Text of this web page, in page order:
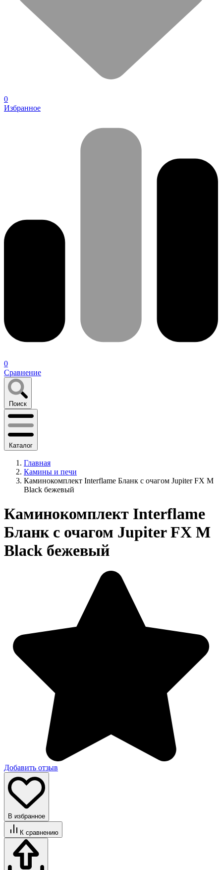
0
Избранное
0
Сравнение
Поиск
Каталог
Главная
Камины и печи
Каминокомплект Interflame Бланк с очагом Jupiter FX M
Black бежевый
Каминокомплект Interflame
Бланк с очагом Jupiter FX M
Black бежевый
Добавить отзыв
В избранное
К сравнению